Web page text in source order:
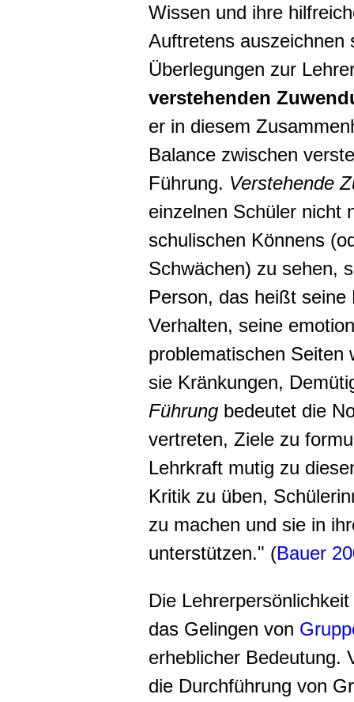
Wissen und ihre
Auftretens auszeichnen
Überlegungen zur
verstehenden
er in diesem
Balance zwischen
Führung. Verstehende
einzelnen Schüler nicht
schulischen Könnens
Schwächen) zu sehen,
Person, das heißt
Verhalten, seine
problematischen Seiten
sie Kränkungen,
Führung bedeutet die
vertreten, Ziele zu
Lehrkraft mutig zu
Kritik zu üben,
zu machen und sie in
unterstützen." (Bauer
Die
das Gelingen von
erheblicher Bedeutung.
die Durchführung von